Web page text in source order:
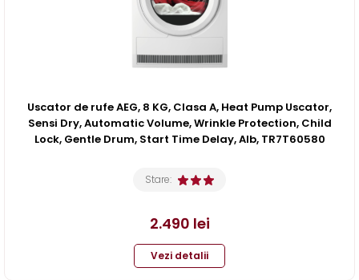
Uscator de rufe AEG, 8 KG, Clasa A, Heat Pump Uscator,
Sensi Dry, Automatic Volume, Wrinkle Protection, Child
Lock, Gentle Drum, Start Time Delay, Alb, TR7T60580
Stare:
2.490 lei
Vezi detalii